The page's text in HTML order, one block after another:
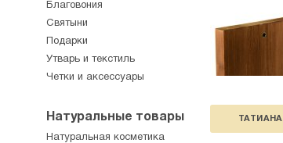
ТАТИАНА
Благовония
Святыни
Подарки
Утварь и текстиль
Четки и аксессуары
Натуральные товары
Натуральная косметика